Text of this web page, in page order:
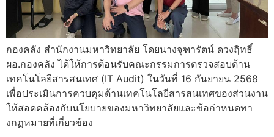
กองคลัง สำนักงานมหาวิทยาลัย โดยนางจุฑารัตน์ ดวงฤิทธิ์
ผอ.กองคลัง ได้ให้การต้อนรับคณะกรรมการตรวจสอบด้าน
เทคโนโลยีสารสนเทศ (IT Audit) ในวันที่ 16 กันยายน 2568
เพื่อประเมินการควบคุมด้านเทคโนโลยีสารสนเทศของส่วนงาน
ให้สอดคล้องกับนโยบายของมหาวิทยาลัยและข้อกำหนดทา
งกฏหมายที่เกี่ยวข้อง